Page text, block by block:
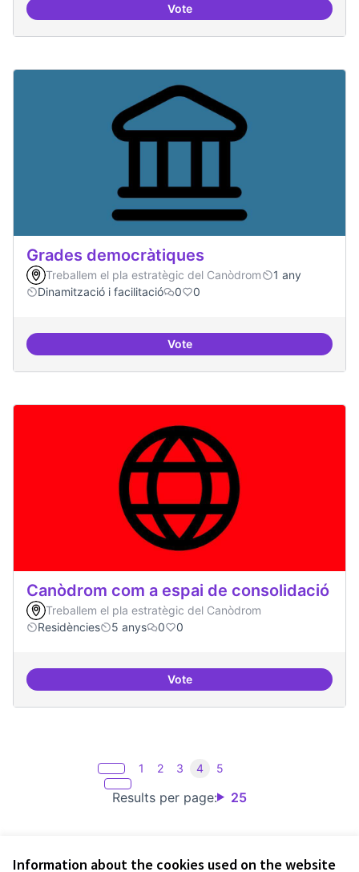
Information about the cookies used on the website
VoteSuport a projectes digitals i
Grades democràtiques
Treballem el pla estratègic del Canòdrom
1 any
Dinamització i facilitació
0 0
VoteGrades democràtiques
Canòdrom com a espai de consolidació
Treballem el pla estratègic del Canòdrom
Residències
5 anys 0 0
VoteCanòdrom com a espai de
Results per page: 25
1 2 3 4 5